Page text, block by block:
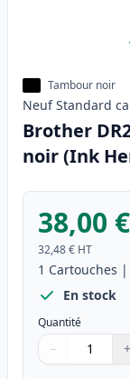
Tambour noir
Neuf Standard
Brother
noir (Ink
38,00 €
32,48 € HT
1 Cartouches |
En stock
Quantité
Quantité
Utilisez les
− +
Quantité